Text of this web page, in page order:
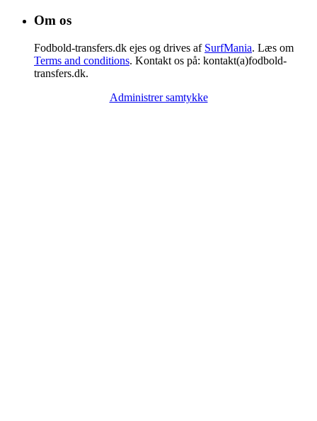
Om os
Fodbold-transfers.dk ejes og drives af SurfMania. Læs om
Terms and conditions. Kontakt os på: kontakt(a)fodbold-
transfers.dk.
Administrer samtykke